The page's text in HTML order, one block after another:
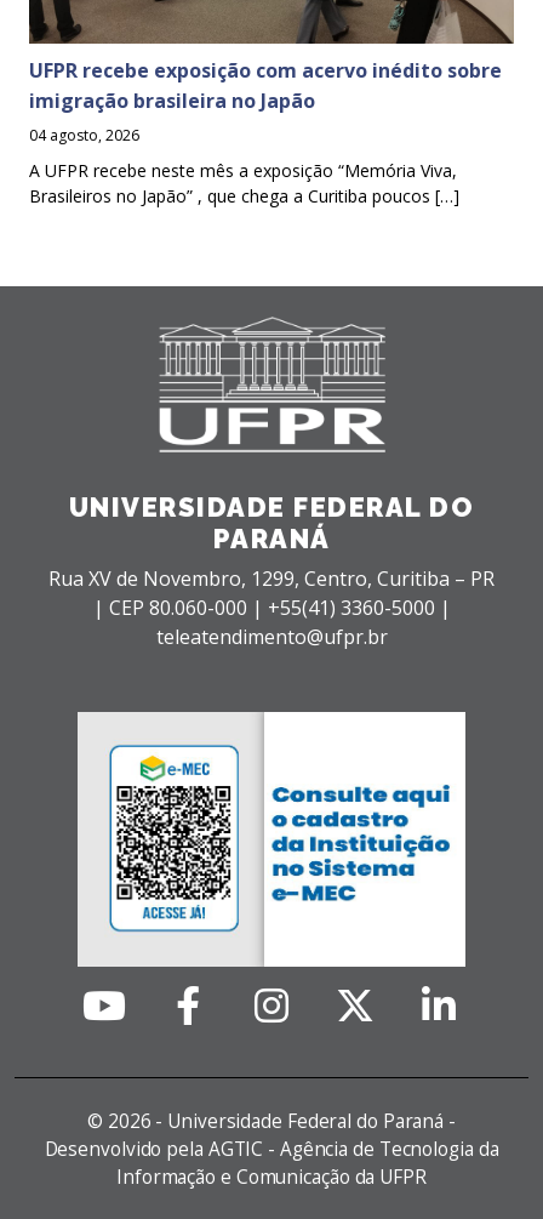
UFPR recebe exposição com acervo inédito sobre
imigração brasileira no Japão
04 agosto, 2026
A UFPR recebe neste mês a exposição “Memória Viva,
Brasileiros no Japão” , que chega a Curitiba poucos […]
UNIVERSIDADE FEDERAL DO
PARANÁ
Rua XV de Novembro, 1299, Centro, Curitiba – PR
| CEP 80.060-000 | +55(41) 3360-5000 |
teleatendimento@ufpr.br
© 2026 - Universidade Federal do Paraná -
Desenvolvido pela AGTIC - Agência de Tecnologia da
Informação e Comunicação da UFPR